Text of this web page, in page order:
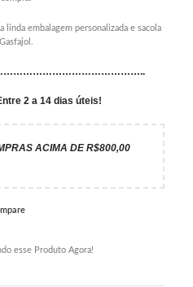
linda embalagem personalizada e sacola
2 a 14 dias úteis!
ACIMA DE R$800,00
esse Produto Agora!